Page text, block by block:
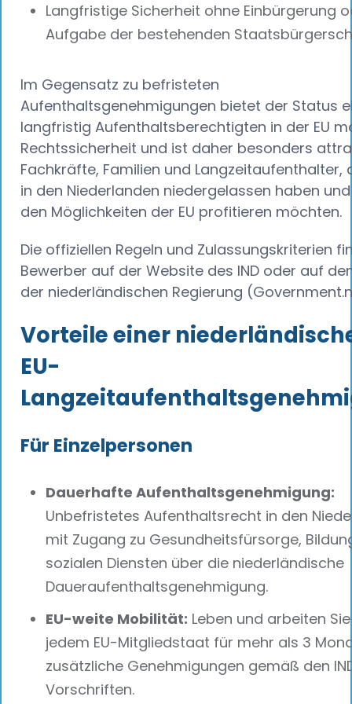
Langfristige Sicherheit ohne Einbürgerung
Aufgabe der bestehenden
Im Gegensatz zu befristeten
Aufenthaltsgenehmigungen bietet der Status
langfristig Aufenthaltsberechtigten in der EU
Rechtssicherheit und ist daher besonders
Fachkräfte, Familien und Langzeitaufenthalter,
in den Niederlanden niedergelassen haben
den Möglichkeiten der EU profitieren möchten.
Die offiziellen Regeln und Zulassungskriterien
Bewerber auf der Website des IND oder auf
der niederländischen Regierung
Vorteile einer
EU-
Für Einzelpersonen
Dauerhafte Aufenthaltsgenehmigung:
Unbefristetes Aufenthaltsrecht in den
mit Zugang zu Gesundheitsfürsorge,
sozialen Diensten über die niederländische
Daueraufenthaltsgenehmigung.
EU-weite Mobilität: Leben und arbeiten
jedem EU-Mitgliedstaat für mehr als 3
zusätzliche Genehmigungen gemäß den
Vorschriften.